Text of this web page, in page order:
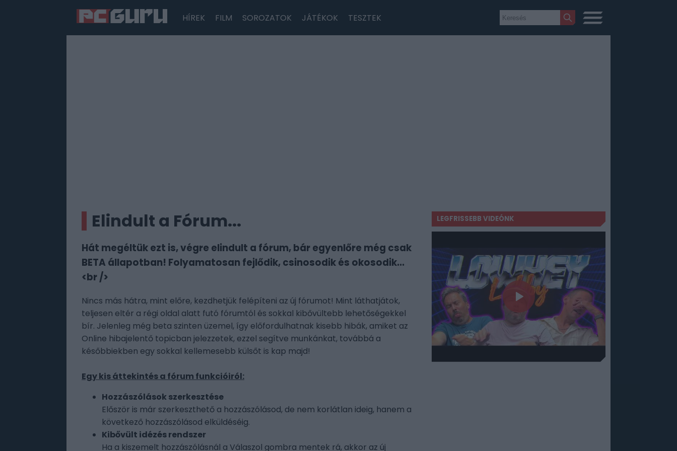
HÍREK FILM SOROZATOK JÁTÉKOK TESZTEK
Elindult a Fórum...
Hát megéltük ezt is, végre elindult a fórum, bár egyenlőre még csak
BETA állapotban! Folyamatosan fejlődik, csinosodik és okosodik...
<br />
Nincs más hátra, mint előre, kezdhetjük felépíteni az új fórumot! Mint láthatjátok,
teljesen eltér a régi oldal alatt futó fórumtól és sokkal kibővültebb lehetőségekkel
bír. Jelenleg még beta szinten üzemel, így előfordulhatnak kisebb hibák, amiket az
Online hibajelentő topicban jelezzetek, ezzel segítve munkánkat, továbbá a
későbbiekben egy sokkal kellemesebb külsőt is kap majd!
Egy kis áttekintés a fórum funkcióiról:
Hozzászólások szerkesztése
Először is már szerkeszthető a hozzászólásod, de nem korlátlan ideig, hanem a
következő hozzászólásod elküldéséig.
Kibővült idézés rendszer
Ha a kiszemelt hozzászólásnál a Válaszol gombra mentek rá, akkor az új
LEGFRISSEBB VIDEÓNK